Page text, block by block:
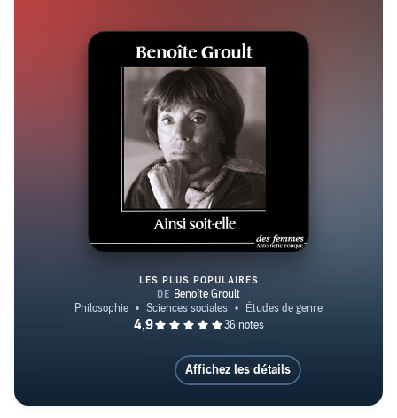
Ainsi soit-elle
LES PLUS POPULAIRES
Affichez les détails